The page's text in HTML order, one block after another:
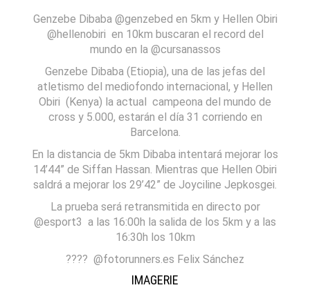
Genzebe Dibaba @genzebed en 5km y Hellen Obiri
@hellenobiri en 10km buscaran el record del
mundo en la @cursanassos
Genzebe Dibaba (Etiopia), una de las jefas del
atletismo del mediofondo internacional, y Hellen
Obiri (Kenya) la actual campeona del mundo de
cross y 5.000, estarán el día 31 corriendo en
Barcelona.
En la distancia de 5km Dibaba intentará mejorar los
14’44” de Siffan Hassan. Mientras que Hellen Obiri
saldrá a mejorar los 29’42” de Joyciline Jepkosgei.
La prueba será retransmitida en directo por
@esport3 a las 16:00h la salida de los 5km y a las
16:30h los 10km
???? @fotorunners.es Felix Sánchez
IMAGERIE